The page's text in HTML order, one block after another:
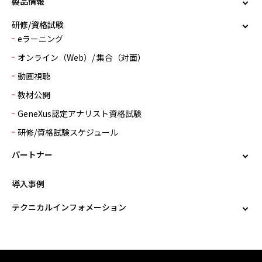
研修/資格試験
eラーニング
オンライン（Web）/ 集合（対面）
動画視聴
教材公開
GeneXus認定アナリスト資格試験
研修/資格試験スケジュール
パートナー
導入事例
テクニカルインフォメーション